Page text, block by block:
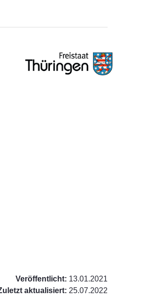
Veröffentlicht: 13.01.2021
aktualisiert: 25.07.2022